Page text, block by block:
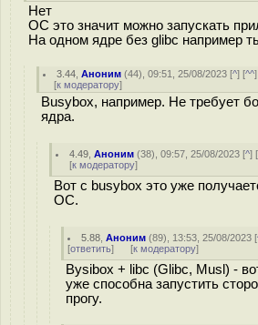
Нет
ОС это значит можно запускать
На одном ядре без glibc например
3.44 ,Аноним (44), 09:51, 25/08/2023 [^] [^^
[к модератору]
Busybox, например. Не требует
ядра.
4.49 ,Аноним (38), 09:57, 25/08/2023 [^] [
[к модератору]
Вот с busybox это уже
ОС.
5.88 ,Аноним (89), 13:53, 25/08/2023 [
[ответить] [к модератору]
Bysibox + libc (Glibc, Musl) -
уже способна запустить
прогу.